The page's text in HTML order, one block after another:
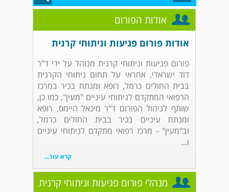
אודות הפורום
אודות פורום פגיעות וניתוחי קרנית
פורום פגיעות וניתוחי קרנית מנוהל על ידי ד"ר
דוד ישראלי, אחראי על תחום ניתוחי הקרנית
בבית החולים כרמל, רופא ומנתח בכיר במרכז
הרפואי המתקדם לניתוחי עיניים "מעין", כמו כן,
שותף לניהול הפורום ד"ר מיכאל היימס, רופא
ומנתח עיניים בכיר בבית החולים כרמל,
וב"מעין" - מרכז רפואי מתקדם לניתוחי עיניים
ו...
קרא עוד...
מנהלי פורום פגיעות וניתוחי קרנית